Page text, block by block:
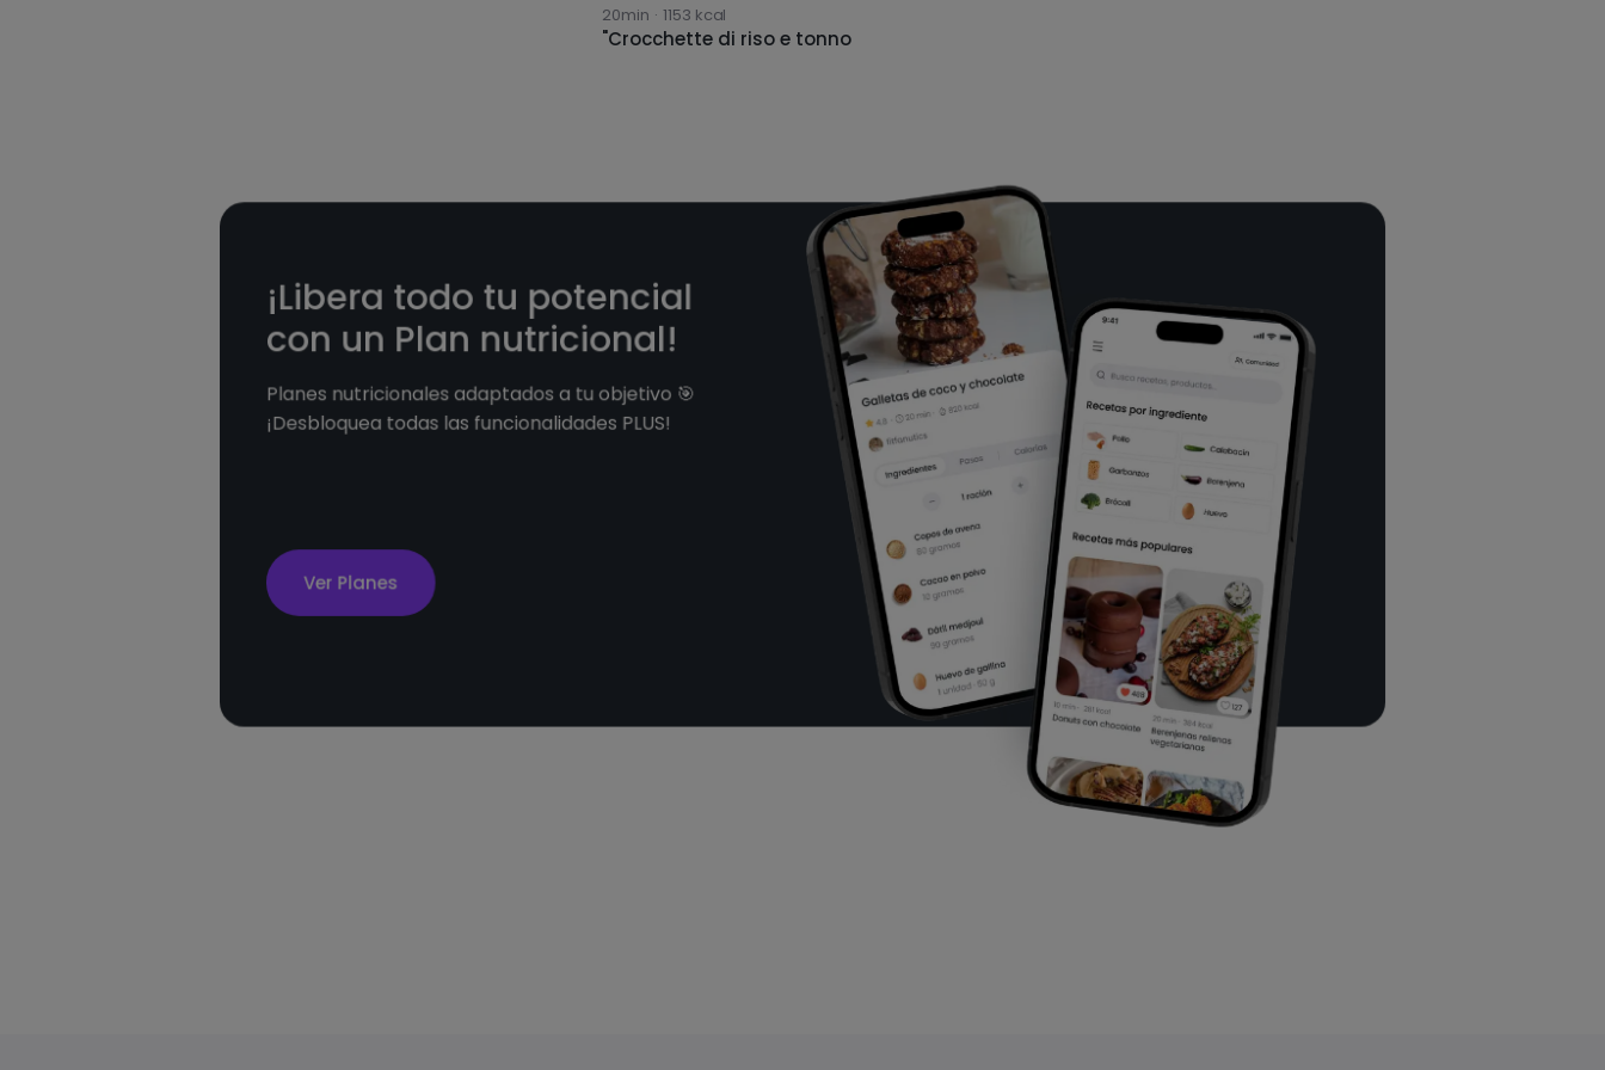
20min · 1153 kcal
"Crocchette di riso e tonno
¡Libera todo tu potencial
con un Plan nutricional!
Planes nutricionales adaptados a tu objetivo 🎯
¡Desbloquea todas las funcionalidades PLUS!
Ver Planes